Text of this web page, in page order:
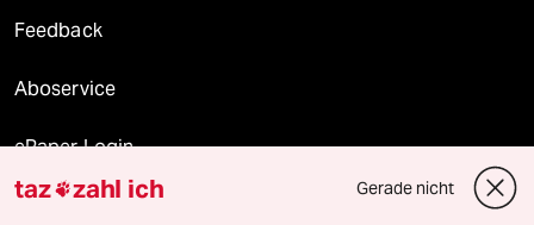
Feedback
Aboservice
ePaper Login
Downloads für Abonnierende
taz zahl ich Gerade nicht